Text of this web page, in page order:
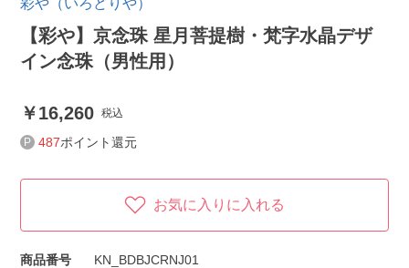
彩や（いろどりや）
【彩や】京念珠 星月菩提樹・梵字水晶デザ
イン念珠（男性用）
16,260 税込
487ポイント還元
お気に入りに入れる
商品番号
KN_BDBJCRNJ01